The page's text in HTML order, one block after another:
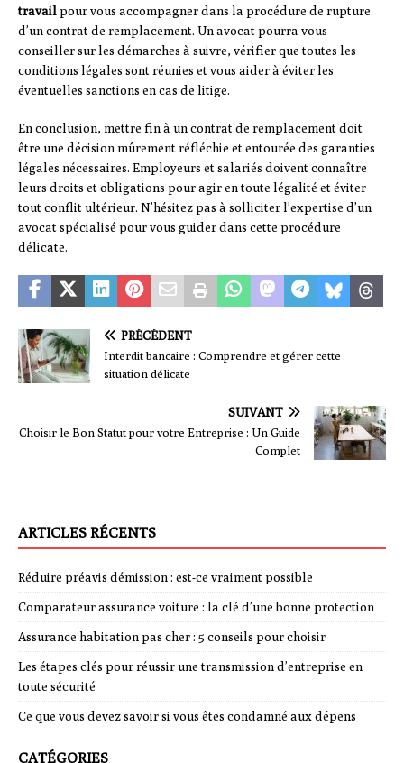
travailpour vous accompagner dans la procédure de rupture
d’un contrat de remplacement. Un avocat pourra vous
conseiller sur les démarches à suivre, vérifier que toutes les
conditions légales sont réunies et vous aider à éviter les
éventuelles sanctions en cas de litige.
En conclusion, mettre fin à un contrat de remplacement doit
être une décision mûrement réfléchie et entourée des garanties
légales nécessaires. Employeurs et salariés doivent connaître
leurs droits et obligations pour agir en toute légalité et éviter
tout conflit ultérieur. N’hésitez pas à solliciter l’expertise d’un
avocat spécialisé pour vous guider dans cette procédure
délicate.
PRÉCÉDENT
Interdit bancaire : Comprendre et gérer cette
situation délicate
SUIVANT
Choisir le Bon Statut pour votre Entreprise : Un Guide
Complet
ARTICLES RÉCENTS
Réduire préavis démission : est-ce vraiment possible
Comparateur assurance voiture : la clé d’une bonne protection
Assurance habitation pas cher : 5 conseils pour choisir
Les étapes clés pour réussir une transmission d’entreprise en
toute sécurité
Ce que vous devez savoir si vous êtes condamné aux dépens
CATÉGORIES